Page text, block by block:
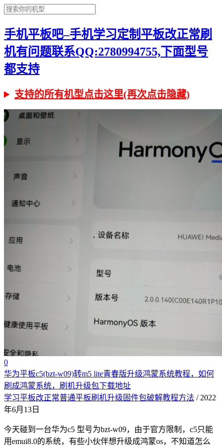
手机平板吧–手机学习定制平板改正常刷
机有问题联系QQ:2780994755,下面型号
都支持
支持的所有机型点击这里(再次点击隐藏)
0
华为平板c5(bzt-w09)转m5 lite青春版升级鸿蒙系统教程，如何
刷成鸿蒙系统，刷机升级包下载地址
学习平板改正常普通平板刷机升级固件包破解教程方法 / 2022
年6月13日
今天碰到一台华为c5 型号为bzt-w09，由于官方限制，c5只能
用emui8.0的系统，有些小伙伴想升级成鸿蒙os，不知道怎么